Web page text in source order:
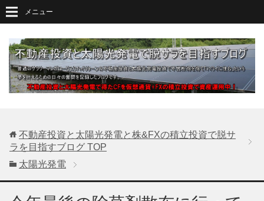
メニュー
不動産投資と太陽光発電と株&FXの積立投資で脱サ
ラを目指すブログ TOP
太陽光発電